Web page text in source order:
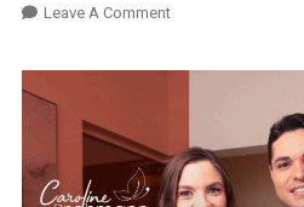
Leave A CommentOn
Mostra
Que
Mulher